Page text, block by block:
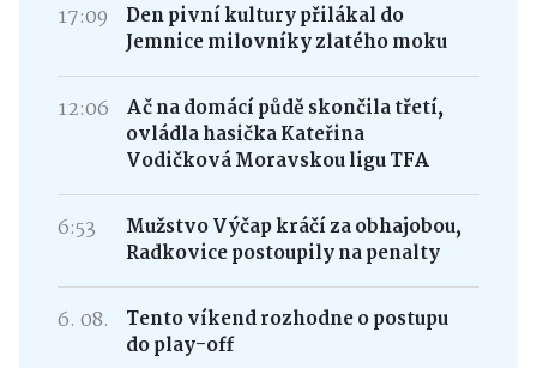
17:09
Den pivní kultury přilákal do
Jemnice milovníky zlatého moku
12:06
Ač na domácí půdě skončila třetí,
ovládla hasička Kateřina
Vodičková Moravskou ligu TFA
6:53
Mužstvo Výčap kráčí za obhajobou,
Radkovice postoupily na penalty
6. 08.
Tento víkend rozhodne o postupu
do play-off